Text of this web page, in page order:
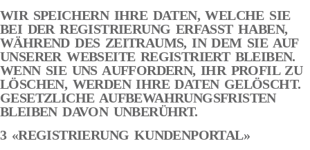
WIR SPEICHERN IHRE DATEN, WELCHE SIE
BEI DER REGISTRIERUNG ERFASST HABEN,
WÄHREND DES ZEITRAUMS, IN DEM SIE AUF
UNSERER WEBSEITE REGISTRIERT BLEIBEN.
WENN SIE UNS AUFFORDERN, IHR PROFIL ZU
LÖSCHEN, WERDEN IHRE DATEN GELÖSCHT.
GESETZLICHE AUFBEWAHRUNGSFRISTEN
BLEIBEN DAVON UNBERÜHRT.
3 «REGISTRIERUNG KUNDENPORTAL»